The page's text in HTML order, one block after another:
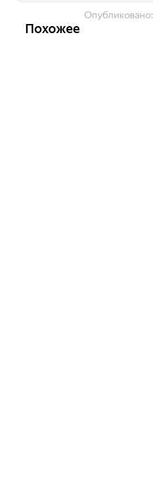
Опубликовано:
Похожее